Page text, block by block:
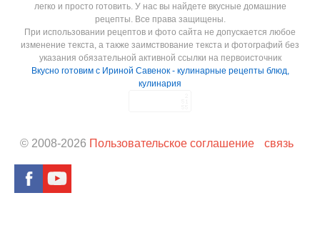
легко и просто готовить. У нас вы найдете вкусные домашние
рецепты. Все права защищены.
При использовании рецептов и фото сайта не допускается любое
изменение текста, а также заимствование текста и фотографий без
указания обязательной активной ссылки на первоисточник
Вкусно готовим с Ириной Савенок - кулинарные рецепты блюд,
кулинария
© 2008-2026 Пользовательское соглашение связь